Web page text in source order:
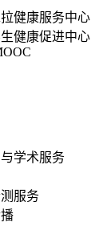
健康服务中心
健康促进中心
学术服务
服务